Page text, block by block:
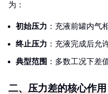
为：
初始压力 ：充液前罐内气
终止压力 ：充液完成后允
典型范围 ：多数工况下差
二、压力差的核心作用